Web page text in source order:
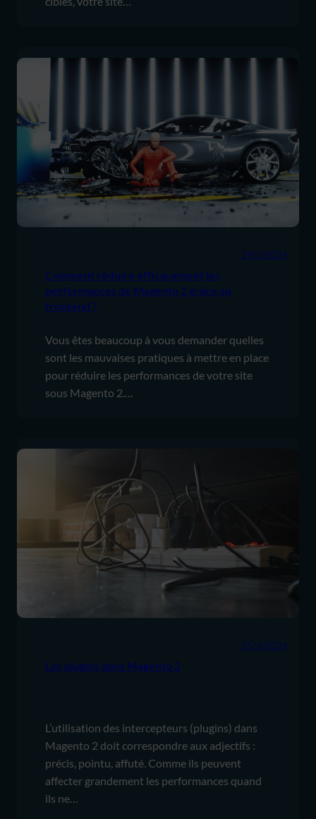
29/3/2024
Comment réduire efficacement les
performances de Magento 2 grâce au
frontend ?
Vous êtes beaucoup à vous demander quelles
sont les mauvaises pratiques à mettre en place
pour réduire les performances de votre site
sous Magento 2.…
25/3/2024
Les plugins dans Magento 2
L’utilisation des intercepteurs (plugins) dans
Magento 2 doit correspondre aux adjectifs :
précis, pointu, affuté. Comme ils peuvent
affecter grandement les performances quand
ils ne…